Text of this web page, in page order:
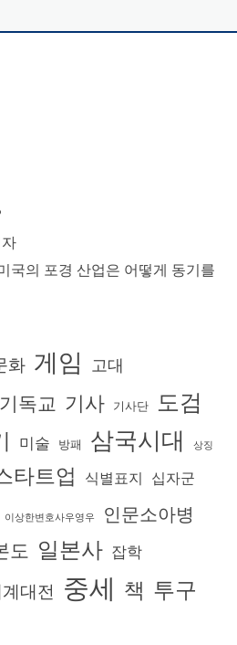
국의 포경 산업은 어떻게 동기를
화 게임 고대
기독교 기사 기사단 도검
미술 방패 삼국시대 상징
타트업 식별표지 십자군
이상한변호사우영우 인문소아병
도 일본사 잡학
대전 중세 책 투구